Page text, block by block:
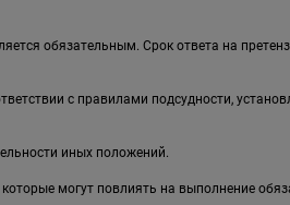
обязательным. Срок ответа на
с правилами подсудности,
иных положений.
могут повлиять на выполнение